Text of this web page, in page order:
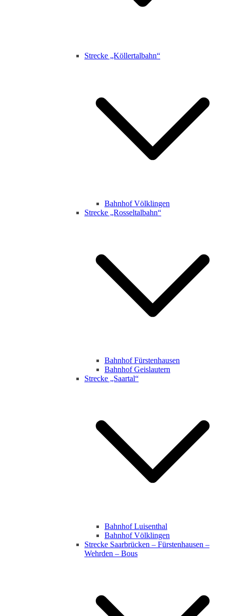
Strecke „Köllertalbahn“
Bahnhof Völklingen
Strecke „Rosseltalbahn“
Bahnhof Fürstenhausen
Bahnhof Geislautern
Strecke „Saartal“
Bahnhof Luisenthal
Bahnhof Völklingen
Strecke Saarbrücken – Fürstenhausen –
Wehrden – Bous